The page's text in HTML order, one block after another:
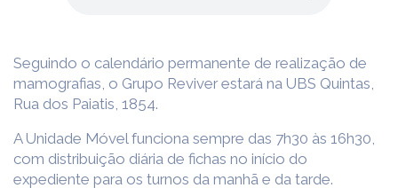
Seguindo o calendário permanente de realização de
mamografias, o Grupo Reviver estará na UBS Quintas,
Rua dos Paiatis, 1854.
A Unidade Móvel funciona sempre das 7h30 às 16h30,
com distribuição diária de fichas no início do
expediente para os turnos da manhã e da tarde.